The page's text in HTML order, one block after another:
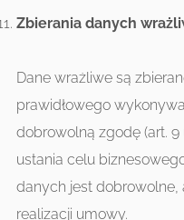
Zbierania danych
Dane wrażliwe są
prawidłowego
dobrowolną zgodę (art. 9
ustania celu
danych jest dobrowolne,
realizacji umowy.